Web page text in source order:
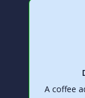
A coffee